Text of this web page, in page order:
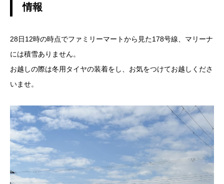
情報
28日12時の時点でファミリーマートから見た178号線、マリーナ
には積雪ありません。
お越しの際は冬用タイヤの装着をし、お気をつけてお越しくださ
いませ。